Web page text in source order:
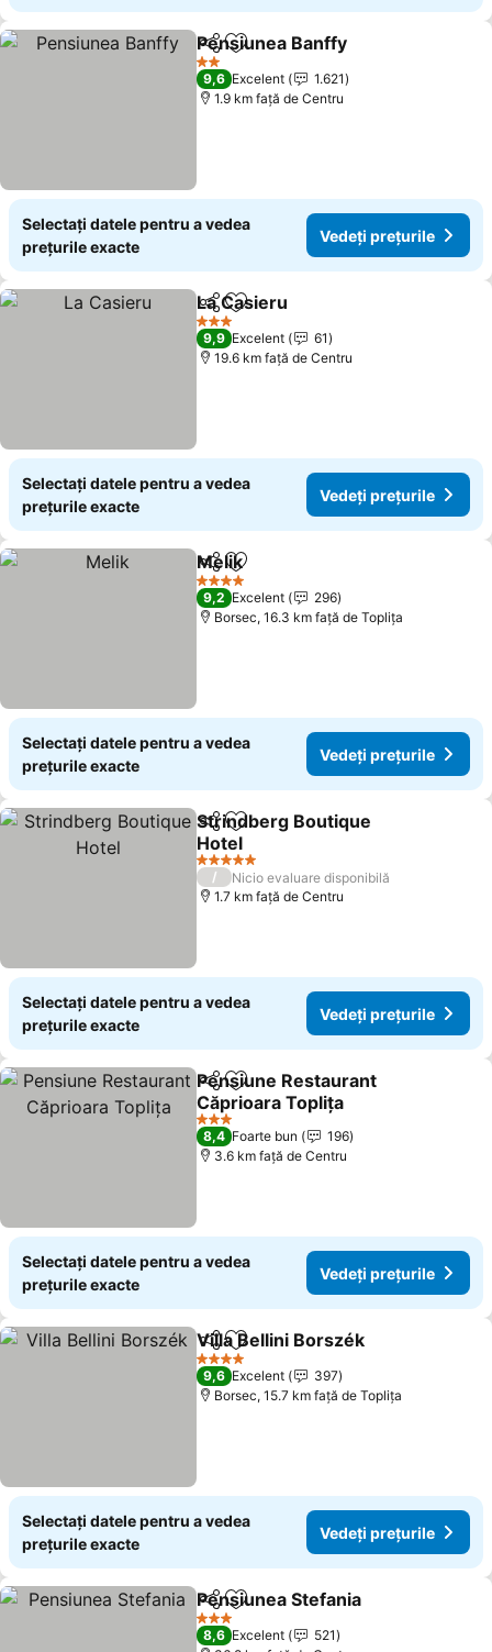
DistribuițiAdăugaţi la favorite
Pensiunea Banffy
2 Stele
9,6 Excelent
1.621
1.9 km faţă de Centru
Selectați datele pentru a vedea
prețurile exacte
Vedeți prețurile
DistribuițiAdăugaţi la favorite
La Casieru
3 Stele
9,9 Excelent
61
19.6 km faţă de Centru
Selectați datele pentru a vedea
prețurile exacte
Vedeți prețurile
DistribuițiAdăugaţi la favorite
Melik
4 Stele
9,2 Excelent
296
Borsec, 16.3 km faţă de Topliţa
Selectați datele pentru a vedea
prețurile exacte
Vedeți prețurile
DistribuițiAdăugaţi la favorite
Strindberg Boutique
Hotel
Vedeți prețurile
5 Stele
/
Nicio evaluare disponibilă
1.7 km faţă de Centru
Selectați datele pentru a vedea
prețurile exacte
Vedeți prețurile
DistribuițiAdăugaţi la favorite
Pensiune Restaurant
Căprioara Toplița
Vedeți prețurile
3 Stele
8,4 Foarte bun
196
3.6 km faţă de Centru
Selectați datele pentru a vedea
prețurile exacte
Vedeți prețurile
DistribuițiAdăugaţi la favorite
Villa Bellini Borszék
4 Stele
9,6 Excelent
397
Borsec, 15.7 km faţă de Topliţa
Selectați datele pentru a vedea
prețurile exacte
Vedeți prețurile
DistribuițiAdăugaţi la favorite
Pensiunea Stefania
3 Stele
8,6 Excelent
521